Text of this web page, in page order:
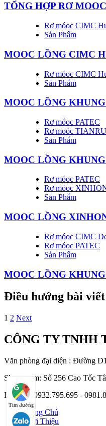
TỔNG HỢP RƠ
Rơ móoc CIMC
Sản Phẩm
MOOC LỒNG CIMC
Rơ móoc CIMC
Sản Phẩm
MOOC LỒNG
Rơ móoc PATEC
Rơ moóc
Sản Phẩm
MOOC LỒNG
Rơ móoc PATEC
Rơ móoc
Sản Phẩm
MOOC LỒNG
Rơ móoc CIMC
Rơ móoc PATEC
Sản Phẩm
MOOC LỒNG
Điều hướng bài viết
1 2 Next
CÔNG TY TNHH
Văn phòng đại diện : Đường
Showroom: Số 256 Cao Tốc
Hotline : 0932.795.695 -
Tìm đường
Trang Chủ
Giới Thiệu